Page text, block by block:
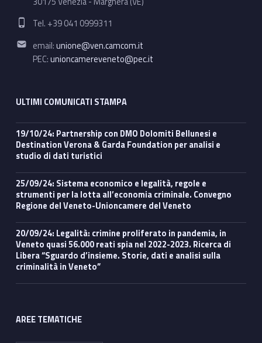
Phone number:
Tel. +39 041 0999311
Email address:
email:unione@ven.camcom.it
PEC:unioncamereveneto@pec.it
ULTIMI COMUNICATI STAMPA
19/10/24: Partnership con DMO Dolomiti Bellunesi e
Destination Verona & Garda Foundation per analisi e
studio di dati turistici
25/09/24: Sistema economico e legalità, regole e
strumenti per la lotta all’economia criminale. Convegno
Regione del Veneto-Unioncamere del Veneto
20/09/24: Legalità: crimine proliferato in pandemia, in
Veneto quasi 56.000 reati spia nel 2022-2023. Ricerca di
Libera “Sguardo d’insieme. Storie, dati e analisi sulla
criminalità in Veneto”
AREE TEMATICHE